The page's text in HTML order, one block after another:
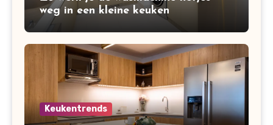
weg in een kleine keuken
Keukentrends